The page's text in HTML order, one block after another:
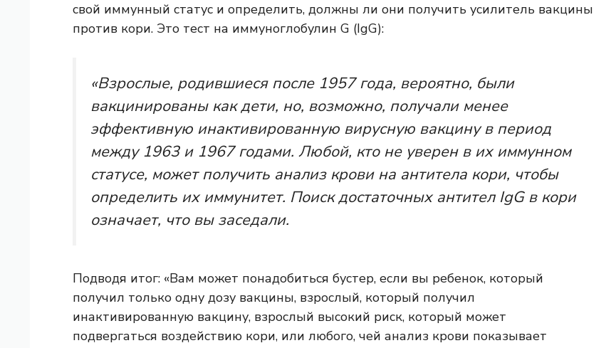
свой иммунный статус и определить, должны ли они получить усилитель вакцины
против кори. Это тест на иммуноглобулин G (IgG):
«Взрослые, родившиеся после 1957 года, вероятно, были
вакцинированы как дети, но, возможно, получали менее
эффективную инактивированную вирусную вакцину в период
между 1963 и 1967 годами. Любой, кто не уверен в их иммунном
статусе, может получить анализ крови на антитела кори, чтобы
определить их иммунитет. Поиск достаточных антител IgG в кори
означает, что вы заседали.
Подводя итог: «Вам может понадобиться бустер, если вы ребенок, который
получил только одну дозу вакцины, взрослый, который получил
инактивированную вакцину, взрослый высокий риск, который может
подвергаться воздействию кори, или любого, чей анализ крови показывает